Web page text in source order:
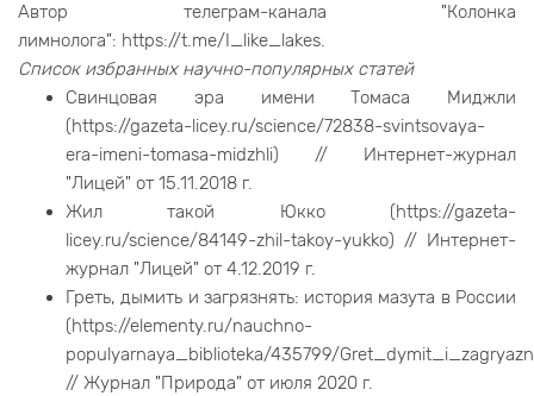
Автор телеграм-канала "Колонка
лимнолога": https://t.me/I_like_lakes.
Список избранных научно-популярных статей
Свинцовая эра имени Томаса Миджли
(https://gazeta-licey.ru/science/72838-svintsovaya-
era-imeni-tomasa-midzhli) // Интернет-журнал
"Лицей" от 15.11.2018 г.
Жил такой Юкко (https://gazeta-
licey.ru/science/84149-zhil-takoy-yukko) // Интернет-
журнал "Лицей" от 4.12.2019 г.
Греть, дымить и загрязнять: история мазута в России
(https://elementy.ru/nauchno-
populyarnaya_biblioteka/435799/
// Журнал "Природа" от июля 2020 г.